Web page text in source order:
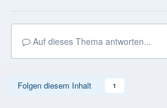
Auf dieses Thema antworten...
Folgen diesem Inhalt 1